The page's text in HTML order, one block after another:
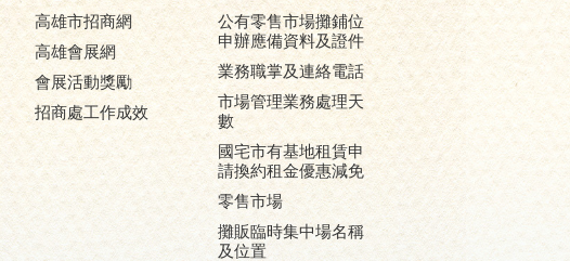
高雄市招商網
高雄會展網
會展活動獎勵
招商處工作成效
公有零售市場攤鋪位
申辦應備資料及證件
業務職掌及連絡電話
市場管理業務處理天
數
國宅市有基地租賃申
請換約租金優惠減免
零售市場
攤販臨時集中場名稱
及位置